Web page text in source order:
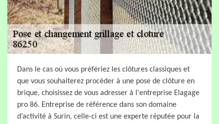
Dans le cas où vous préfériez les clôtures classiques et
que vous souhaiterez procéder à une pose de clôture en
brique, choisissez de vous adresser à l'entreprise Elagage
pro 86. Entreprise de référence dans son domaine
d’activité à Surin, celle-ci est une experte réputée pour la